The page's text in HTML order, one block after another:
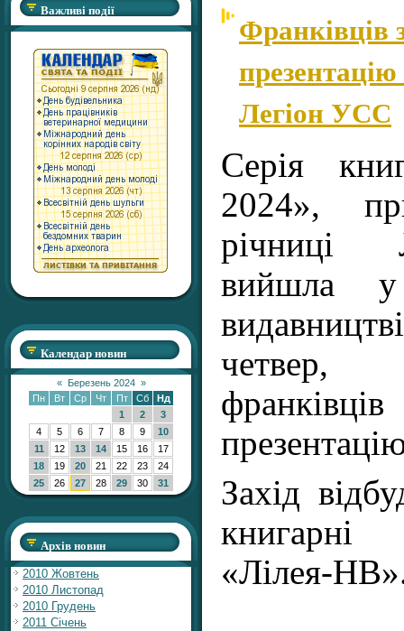
Важливі події
Календар новин
« Березень 2024 »
Пн
Вт Ср Чт Пт Сб
Нд
1
2
3
4
5 6 7 8 9
10
11
12 13 14 15 16
17
18
19 20 21 22 23
24
25
26 27 28 29 30 31
Архів новин
2010 Жовтень
2010 Листопад
2010 Грудень
2011 Січень
Легіон УСС
Серія
2024»,
річниці
вийшла у
четвер,
Захід
«Лілея-